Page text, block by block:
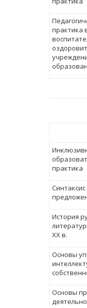
практика
практика
История
XX в.
Основы
Основы